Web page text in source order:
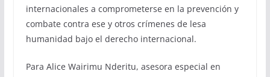
internacionales a comprometerse en la prevención y
combate contra ese y otros crímenes de lesa
humanidad bajo el derecho internacional.
Para Alice Wairimu Nderitu, asesora especial en